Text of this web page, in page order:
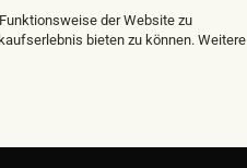
der Website zu
bieten zu können. Weitere